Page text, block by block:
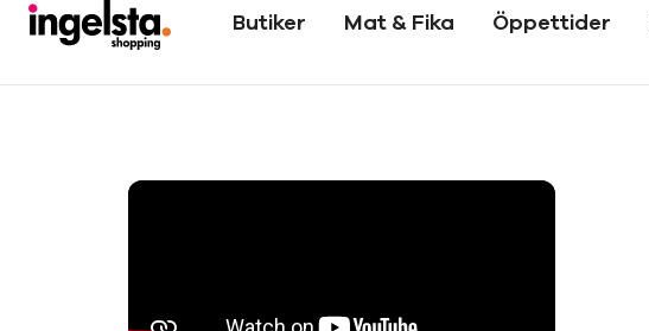
Butiker Mat & Fika Öppettider